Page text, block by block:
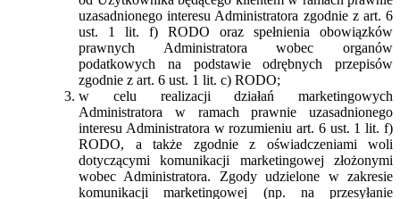
uzasadnionego interesu Administratora zgodnie z art. 6
ust. 1 lit. f) RODO oraz spełnienia obowiązków
prawnych Administratora wobec organów
podatkowych na podstawie odrębnych przepisów
zgodnie z art. 6 ust. 1 lit. c) RODO;
w celu realizacji działań marketingowych
Administratora w ramach prawnie uzasadnionego
interesu Administratora w rozumieniu art. 6 ust. 1 lit. f)
RODO, a także zgodnie z oświadczeniami woli
dotyczącymi komunikacji marketingowej złożonymi
wobec Administratora. Zgody udzielone w zakresie
komunikacji marketingowej (np. na przesyłanie